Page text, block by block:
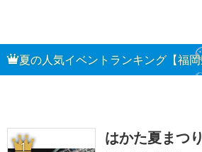
夏の人気イベントランキング【福岡
1 はかた夏まつ